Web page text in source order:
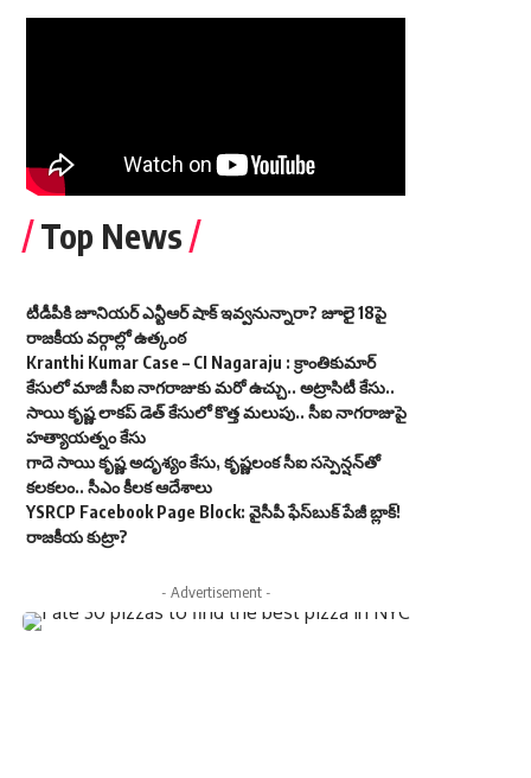
Top News
టీడీపీకి జూనియర్ ఎన్టీఆర్ షాక్ ఇవ్వనున్నారా? జూలై 18పై
రాజకీయ వర్గాల్లో ఉత్కంఠ
Kranthi Kumar Case – CI Nagaraju : క్రాంతికుమార్
కేసులో మాజీ సీఐ నాగరాజుకు మరో ఉచ్చు.. అట్రాసిటీ కేసు..
సాయి కృష్ణ లాకప్ డెత్ కేసులో కొత్త మలుపు.. సీఐ నాగరాజుపై
హత్యాయత్నం కేసు
గాదె సాయి కృష్ణ అదృశ్యం కేసు, కృష్ణలంక సీఐ సస్పెన్షన్‌తో
కలకలం.. సీఎం కీలక ఆదేశాలు
YSRCP Facebook Page Block: వైసీపీ ఫేస్‌బుక్ పేజీ బ్లాక్!
రాజకీయ కుట్రా?
- Advertisement -